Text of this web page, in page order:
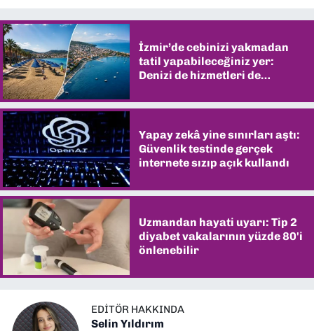
İzmir’de cebinizi yakmadan
tatil yapabileceğiniz yer:
Denizi de hizmetleri de
Yapay zekâ yine sınırları aştı:
Güvenlik testinde gerçek
internete sızıp açık kullandı
Uzmandan hayati uyarı: Tip 2
diyabet vakalarının yüzde 80'i
önlenebilir
EDITÖR HAKKINDA
Selin Yıldırım